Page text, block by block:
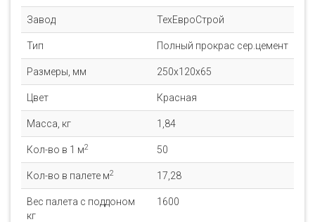
Завод ТехЕвроСтрой
Тип Полный прокрас сер.цемент
Размеры, мм 250x120x65
Цвет Красная
Масса, кг 1,84
Кол-во в 1 м2 50
Кол-во в палете м2 17,28
Вес палета с поддоном
кг
1600